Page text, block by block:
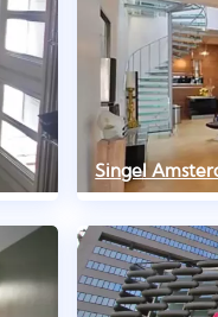
Singel